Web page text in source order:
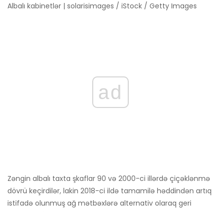
Albalı kabinetlər | solarisimages / iStock / Getty Images
ad
Zəngin albalı taxta şkaflar 90 və 2000-ci illərdə çiçəklənmə
dövrü keçirdilər, lakin 2018-ci ildə tamamilə həddindən artıq
istifadə olunmuş ağ mətbəxlərə alternativ olaraq geri